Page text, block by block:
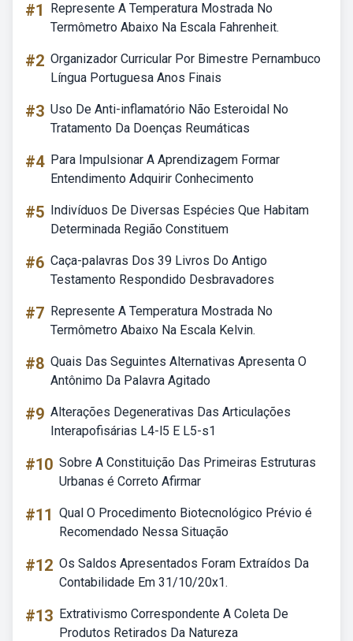
#1
Represente A Temperatura Mostrada No
Termômetro Abaixo Na Escala Fahrenheit.
#2 Organizador Curricular Por Bimestre Pernambuco
Língua Portuguesa Anos Finais
#3 Uso De Anti-inflamatório Não Esteroidal No
Tratamento Da Doenças Reumáticas
#4 Para Impulsionar A Aprendizagem Formar
Entendimento Adquirir Conhecimento
#5 Indivíduos De Diversas Espécies Que Habitam
Determinada Região Constituem
#6 Caça-palavras Dos 39 Livros Do Antigo
Testamento Respondido Desbravadores
#7 Represente A Temperatura Mostrada No
Termômetro Abaixo Na Escala Kelvin.
#8 Quais Das Seguintes Alternativas Apresenta O
Antônimo Da Palavra Agitado
#9 Alterações Degenerativas Das Articulações
Interapofisárias L4-l5 E L5-s1
#10 Sobre A Constituição Das Primeiras Estruturas
Urbanas é Correto Afirmar
#11 Qual O Procedimento Biotecnológico Prévio é
Recomendado Nessa Situação
#12 Os Saldos Apresentados Foram Extraídos Da
Contabilidade Em 31/10/20x1.
#13 Extrativismo Correspondente A Coleta De
Produtos Retirados Da Natureza